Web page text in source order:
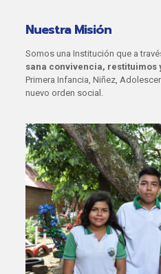
Nuestra Misión
Somos una Institución que a
sana convivencia, restituimos
Primera Infancia, Niñez,
nuevo orden social.